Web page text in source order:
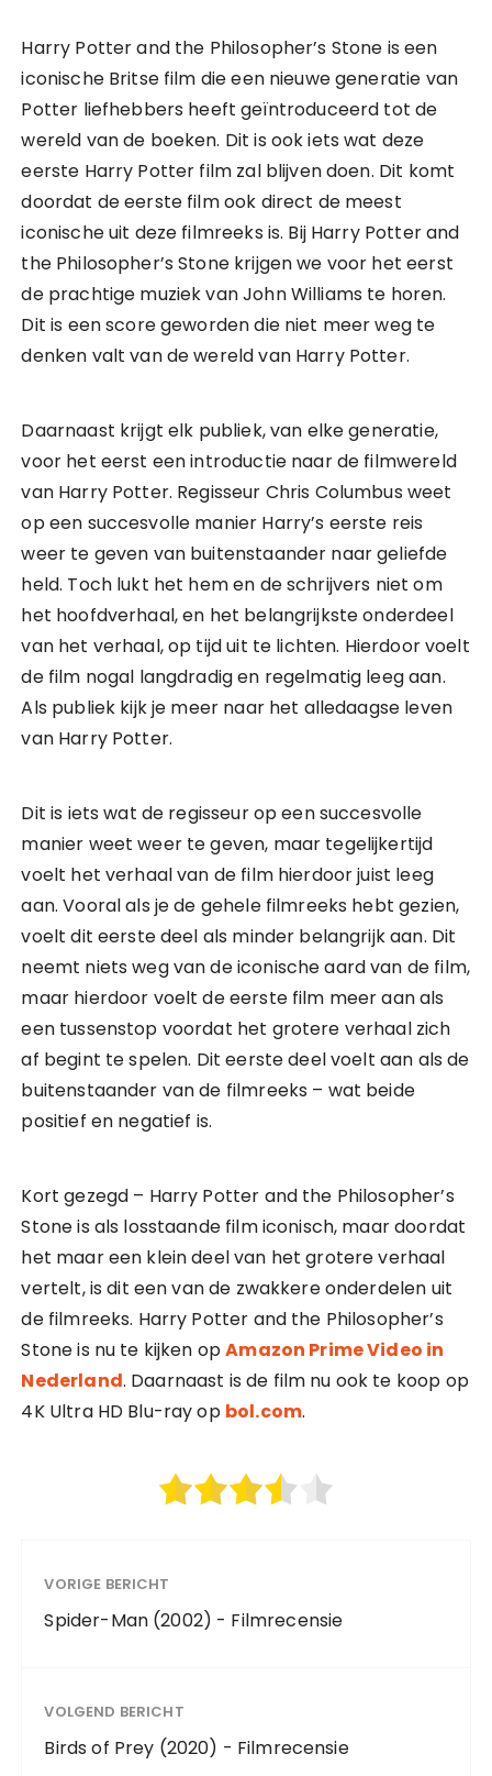
Harry Potter and the Philosopher’s Stone is een
iconische Britse film die een nieuwe generatie van
Potter liefhebbers heeft geïntroduceerd tot de
wereld van de boeken. Dit is ook iets wat deze
eerste Harry Potter film zal blijven doen. Dit komt
doordat de eerste film ook direct de meest
iconische uit deze filmreeks is. Bij Harry Potter and
the Philosopher’s Stone krijgen we voor het eerst
de prachtige muziek van John Williams te horen.
Dit is een score geworden die niet meer weg te
denken valt van de wereld van Harry Potter.
Daarnaast krijgt elk publiek, van elke generatie,
voor het eerst een introductie naar de filmwereld
van Harry Potter. Regisseur Chris Columbus weet
op een succesvolle manier Harry’s eerste reis
weer te geven van buitenstaander naar geliefde
held. Toch lukt het hem en de schrijvers niet om
het hoofdverhaal, en het belangrijkste onderdeel
van het verhaal, op tijd uit te lichten. Hierdoor voelt
de film nogal langdradig en regelmatig leeg aan.
Als publiek kijk je meer naar het alledaagse leven
van Harry Potter.
Dit is iets wat de regisseur op een succesvolle
manier weet weer te geven, maar tegelijkertijd
voelt het verhaal van de film hierdoor juist leeg
aan. Vooral als je de gehele filmreeks hebt gezien,
voelt dit eerste deel als minder belangrijk aan. Dit
neemt niets weg van de iconische aard van de film,
maar hierdoor voelt de eerste film meer aan als
een tussenstop voordat het grotere verhaal zich
af begint te spelen. Dit eerste deel voelt aan als de
buitenstaander van de filmreeks – wat beide
positief en negatief is.
Kort gezegd – Harry Potter and the Philosopher’s
Stone is als losstaande film iconisch, maar doordat
het maar een klein deel van het grotere verhaal
vertelt, is dit een van de zwakkere onderdelen uit
de filmreeks. Harry Potter and the Philosopher’s
Stone is nu te kijken opAmazon Prime Video in
Nederland. Daarnaast is de film nu ook te koop op
4K Ultra HD Blu-ray op bol.com.
VORIGE BERICHT
Spider-Man (2002) - Filmrecensie
VOLGEND BERICHT
Birds of Prey (2020) - Filmrecensie